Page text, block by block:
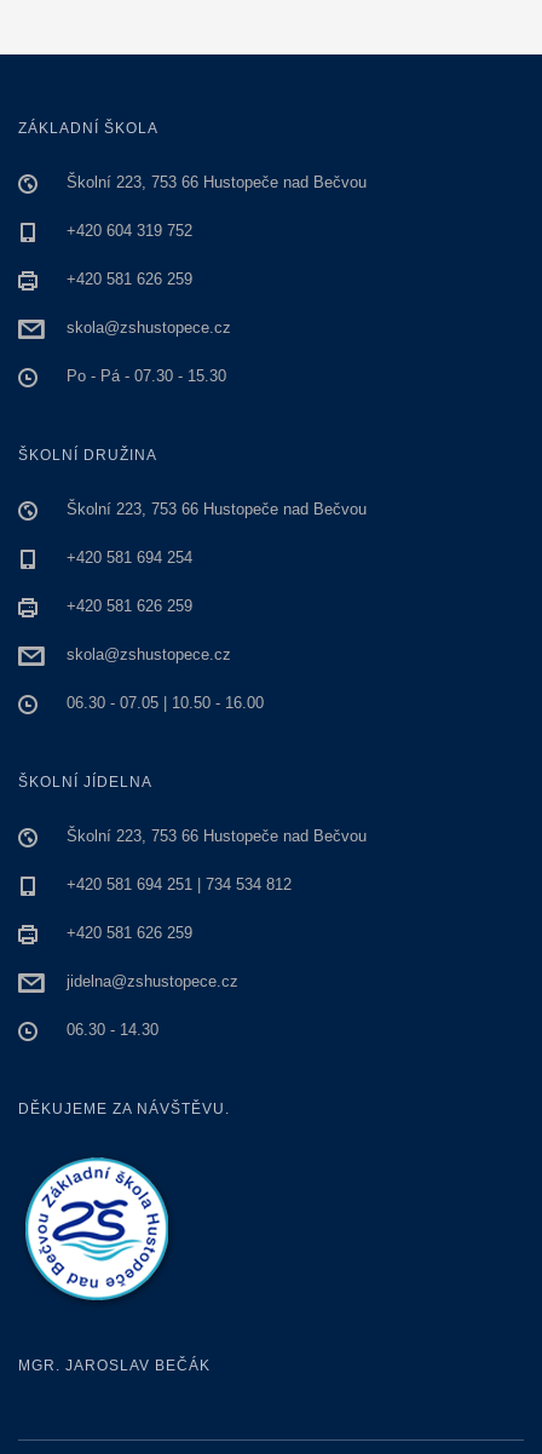
ZÁKLADNÍ ŠKOLA
Školní 223, 753 66 Hustopeče nad Bečvou
+420 604 319 752
+420 581 626 259
skola@zshustopece.cz
Po - Pá - 07.30 - 15.30
ŠKOLNÍ DRUŽINA
Školní 223, 753 66 Hustopeče nad Bečvou
+420 581 694 254
+420 581 626 259
skola@zshustopece.cz
06.30 - 07.05 | 10.50 - 16.00
ŠKOLNÍ JÍDELNA
Školní 223, 753 66 Hustopeče nad Bečvou
+420 581 694 251 | 734 534 812
+420 581 626 259
jidelna@zshustopece.cz
06.30 - 14.30
DĚKUJEME ZA NÁVŠTĚVU.
MGR. JAROSLAV BEČÁK